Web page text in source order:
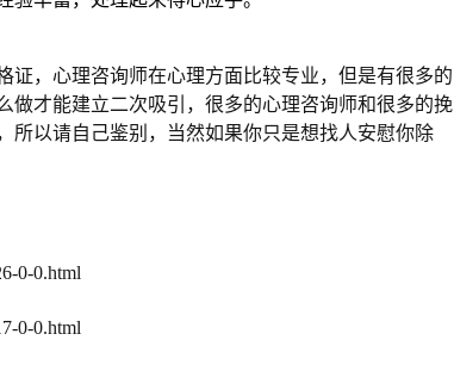
证，心理咨询师在心理方面比较专业，但是有很多的
做才能建立二次吸引，很多的心理咨询师和很多的挽
所以请自己鉴别，当然如果你只是想找人安慰你除
0-0.html
0-0.html